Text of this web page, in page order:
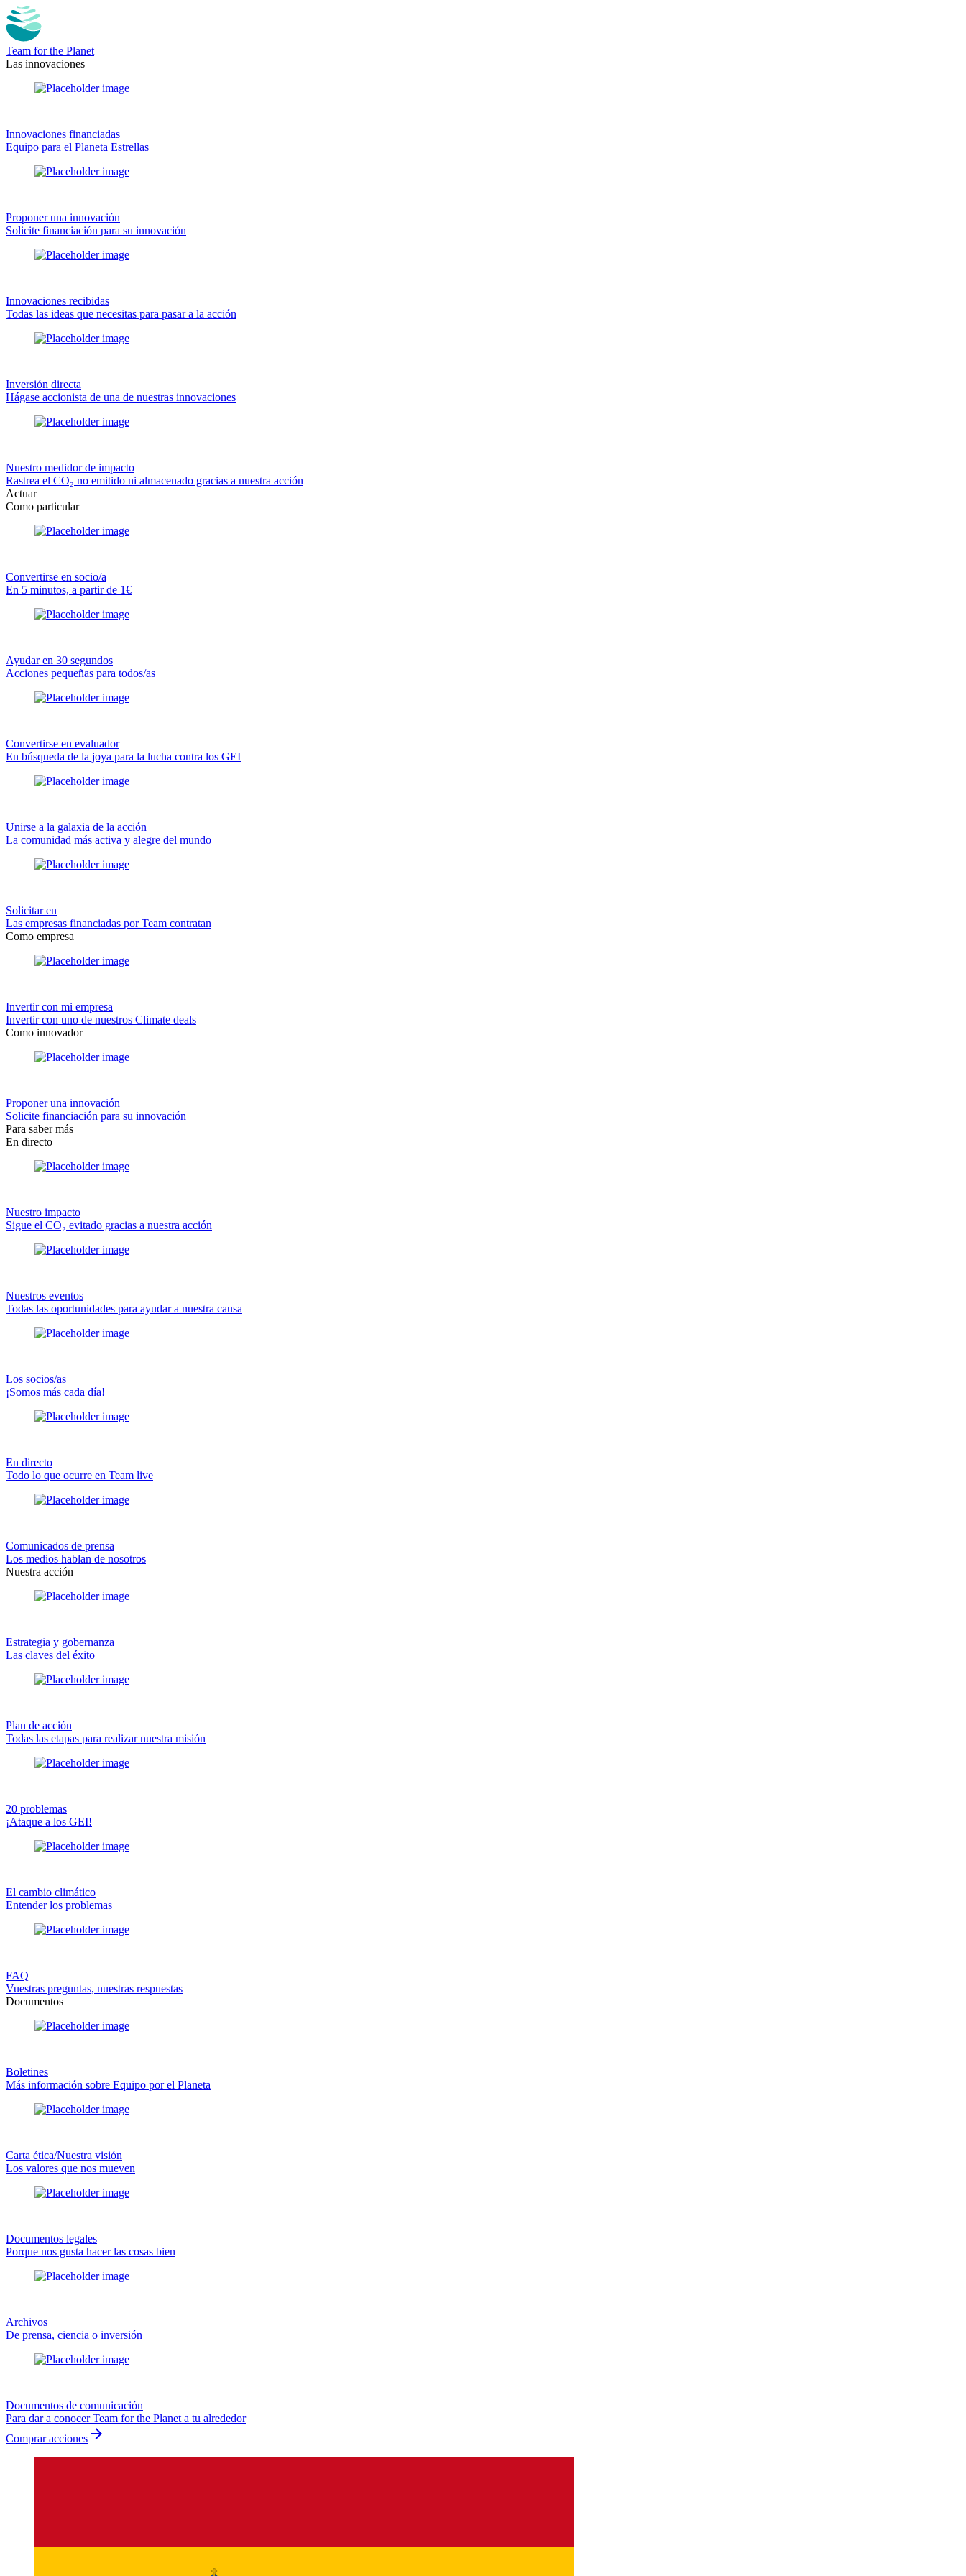
Team for the Planet
Las innovaciones
Innovaciones financiadas
Equipo para el Planeta Estrellas
Proponer una innovación
Solicite financiación para su innovación
Innovaciones recibidas
Todas las ideas que necesitas para pasar a la acción
Inversión directa
Hágase accionista de una de nuestras innovaciones
Nuestro medidor de impacto
Rastrea el CO₂ no emitido ni almacenado gracias a nuestra acción
Actuar
Como particular
Convertirse en socio/a
En 5 minutos, a partir de 1€
Ayudar en 30 segundos
Acciones pequeñas para todos/as
Convertirse en evaluador
En búsqueda de la joya para la lucha contra los GEI
Unirse a la galaxia de la acción
La comunidad más activa y alegre del mundo
Solicitar en
Las empresas financiadas por Team contratan
Como empresa
Invertir con mi empresa
Invertir con uno de nuestros Climate deals
Como innovador
Proponer una innovación
Solicite financiación para su innovación
Para saber más
En directo
Nuestro impacto
Sigue el CO₂ evitado gracias a nuestra acción
Nuestros eventos
Todas las oportunidades para ayudar a nuestra causa
Los socios/as
¡Somos más cada día!
En directo
Todo lo que ocurre en Team live
Comunicados de prensa
Los medios hablan de nosotros
Nuestra acción
Estrategia y gobernanza
Las claves del éxito
Plan de acción
Todas las etapas para realizar nuestra misión
20 problemas
¡Ataque a los GEI!
El cambio climático
Entender los problemas
FAQ
Vuestras preguntas, nuestras respuestas
Documentos
Boletines
Más información sobre Equipo por el Planeta
Carta ética/Nuestra visión
Los valores que nos mueven
Documentos legales
Porque nos gusta hacer las cosas bien
Archivos
De prensa, ciencia o inversión
Documentos de comunicación
Para dar a conocer Team for the Planet a tu alrededor
Comprar acciones arrow_forward